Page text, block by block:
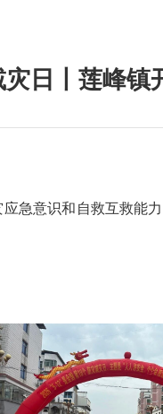
灾日丨莲峰
急意识和自救互救